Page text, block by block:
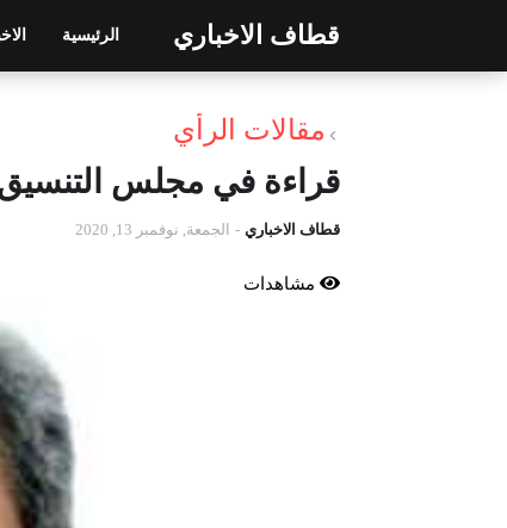
قطاف الاخباري الرئيسية
مقالات الرأي
قراءة في مجلس
قطاف الاخباري - الجمعة, نوفمبر 13, 2020
مشاهدات